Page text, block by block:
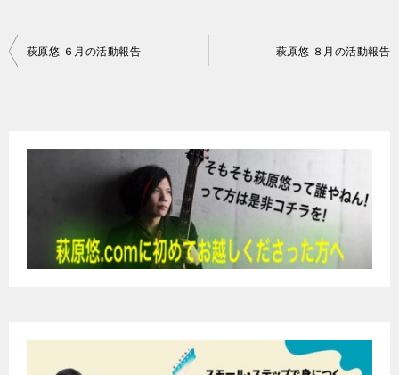
投
萩原悠 ６月の活動報告 萩原悠 ８月の活動報告